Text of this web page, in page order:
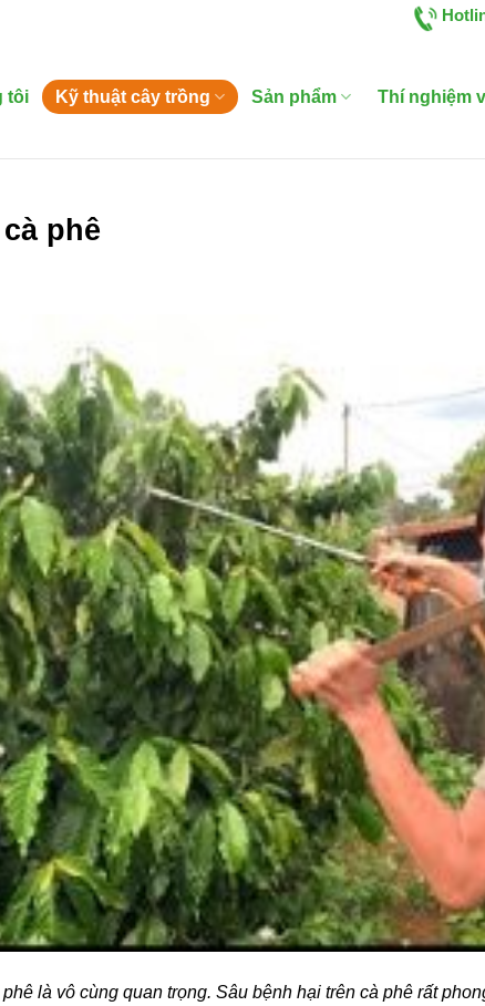
tôi Kỹ thuật cây trồng Sản phẩm Thí nghiệm
phê
là vô cùng quan trọng. Sâu bệnh hại trên cà phê rất